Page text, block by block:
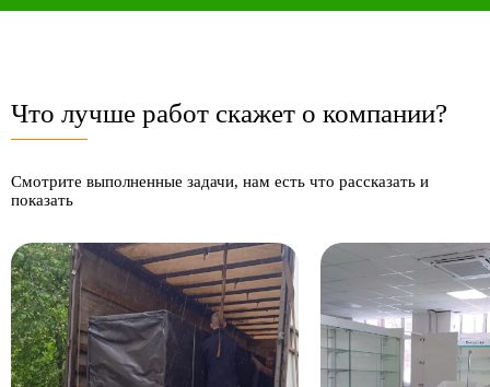
Что лучше работ скажет о компании?
Смотрите выполненные задачи, нам есть что рассказать и
показать